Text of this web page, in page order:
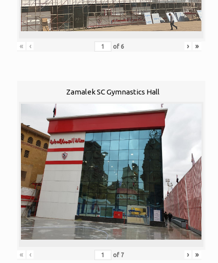
« ‹ of 6 › »
Zamalek SC Gymnastics Hall
« ‹ of 7 › »